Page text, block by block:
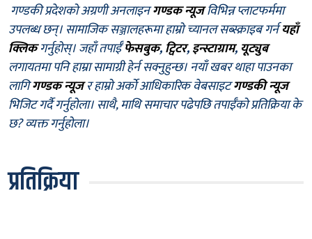
गण्डकी प्रदेशको अग्रणी अनलाइनगण्डक न्यूजविभिन्न प्लाटफर्ममा
उपलब्ध छन्। सामाजिक सञ्जालहरूमा हाम्रो च्यानल सब्स्क्राइब गर्नयहाँ
क्लिकगर्नुहोस्। जहाँ तपाईँफेसबुक,ट्विटर,इन्स्टाग्राम, यूट्युब
लगायतमा पनि हाम्रा सामाग्री हेर्न सक्नुहुन्छ। नयाँ खबर थाहा पाउनका
लागिगण्डक न्यूजर हाम्रो अर्को आधिकारिक वेबसाइटगण्डकी न्यूज
भिजिट गर्दै गर्नुहोला। साथै, माथि समाचार पढेपछि तपाईँको प्रतिक्रिया के
छ? व्यक्त गर्नुहोला।
प्रतिक्रिया